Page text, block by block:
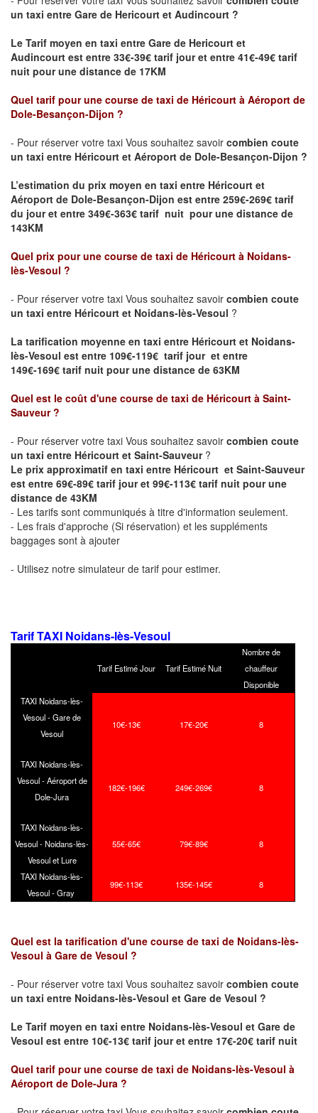
un taxi entre Gare de Hericourt et Audincourt ?
Le Tarif moyen en taxi entre Gare de Hericourt et
Audincourt est entre 33€-39€ tarif jour et entre 41€-49€ tarif
nuit pour une distance de 17KM
Quel tarif pour une course de taxi de Héricourt à Aéroport de
Dole-Besançon-Dijon ?
- Pour réserver votre taxi Vous souhaitez savoir combien coute
un taxi entre Héricourt et Aéroport de Dole-Besançon-Dijon ?
L’estimation du prix moyen en taxi entre Héricourt et
Aéroport de Dole-Besançon-Dijon est entre 259€-269€ tarif
du jour et entre 349€-363€ tarif nuit pour une distance de
143KM
Quel prix pour une course de taxi de Héricourt à Noidans-
lès-Vesoul ?
- Pour réserver votre taxi Vous souhaitez savoir combien coute
un taxi entre Héricourt et Noidans-lès-Vesoul ?
La tarification moyenne en taxi entre Héricourt et Noidans-
lès-Vesoul est entre 109€-119€ tarif jour et entre
149€-169€ tarif nuit pour une distance de 63KM
Quel est le coût d'une course de taxi de Héricourt à Saint-
Sauveur ?
- Pour réserver votre taxi Vous souhaitez savoir combien coute
un taxi entre Héricourt et Saint-Sauveur ?
Le prix approximatif en taxi entre Héricourt et Saint-Sauveur
est entre 69€-89€ tarif jour et 99€-113€ tarif nuit pour une
distance de 43KM
- Les tarifs sont communiqués à titre d'information seulement.
- Les frais d'approche (Si réservation) et les suppléments
baggages sont à ajouter
- Utilisez notre simulateur de tarif pour estimer.
Tarif TAXI Noidans-lès-Vesoul
Tarif Estimé Jour Tarif Estimé Nuit
Nombre de
chauffeur
Disponible
TAXI Noidans-lès-
Vesoul - Gare de
Vesoul
10€-13€ 17€-20€ 8
TAXI Noidans-lès-
Vesoul - Aéroport de
Dole-Jura
182€-196€ 249€-269€ 8
TAXI Noidans-lès-
Vesoul - Noidans-lès-
Vesoul et Lure
55€-65€ 79€-89€ 8
TAXI Noidans-lès-
Vesoul - Gray
99€-113€ 135€-145€ 8
Quel est la tarification d'une course de taxi de Noidans-lès-
Vesoul à Gare de Vesoul ?
- Pour réserver votre taxi Vous souhaitez savoir combien coute
un taxi entre Noidans-lès-Vesoul et Gare de Vesoul ?
Le Tarif moyen en taxi entre Noidans-lès-Vesoul et Gare de
Vesoul est entre 10€-13€ tarif jour et entre 17€-20€ tarif nuit
Quel tarif pour une course de taxi de Noidans-lès-Vesoul à
Aéroport de Dole-Jura ?